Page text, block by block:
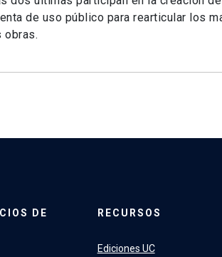
de uso público para rearticular los
obras.
DE
RECURSOS
Ediciones UC